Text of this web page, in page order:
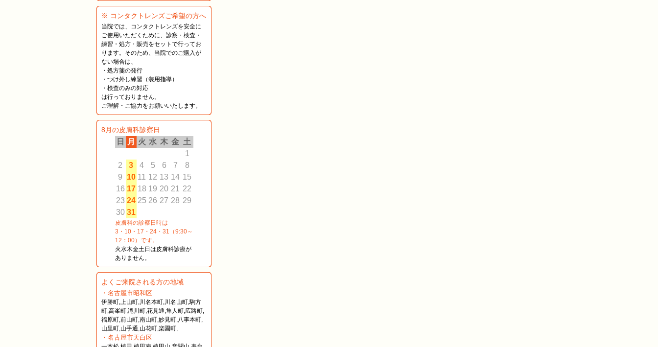
※ コンタクトレンズご希望の方へ
当院では、コンタクトレンズを安全に
ご使用いただくために、診察・検査・
練習・処方・販売をセットで行ってお
ります。そのため、当院でのご購入が
ない場合は、
・処方箋の発行
・つけ外し練習（装用指導）
・検査のみの対応
は行っておりません。
ご理解・ご協力をお願いいたします。
8月の皮膚科診察日
日 月 火 水 木 金 土
1
2
3 4 5 6 7
8
9
10 11 12 13 14 15
16 17 18 19 20 21
22
23 24 25 26 27 28 29
30 31
皮膚科の診察日時は
3・10・17・24・31（9:30～
12：00）です。
火水木金土日は皮膚科診療が
ありません。
よくご来院される方の地域
・名古屋市昭和区
伊勝町,上山町,川名本町,川名山町,駒方
町,高峯町,滝川町,花見通,隼人町,広路町,
福原町,前山町,南山町,妙見町,八事本町,
山里町,山手通,山花町,楽園町,
・名古屋市天白区